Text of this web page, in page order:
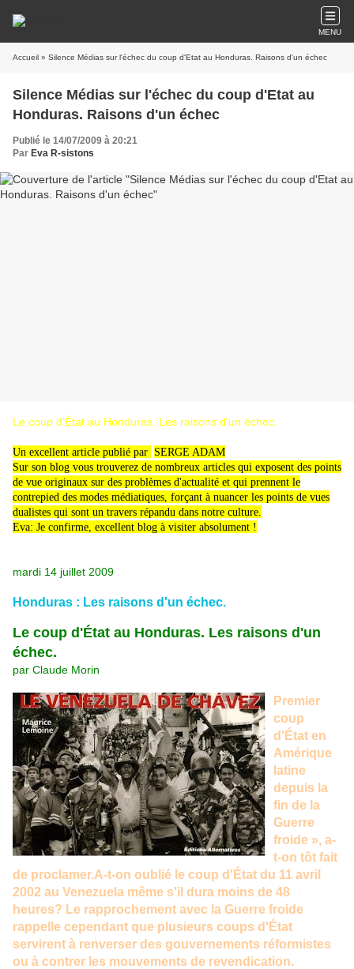
MENU
Accueil » Silence Médias sur l'échec du coup d'Etat au Honduras. Raisons d'un échec
Silence Médias sur l'échec du coup d'Etat au
Honduras. Raisons d'un échec
Publié le 14/07/2009 à 20:21
Par Eva R-sistons
Le coup d'État au Honduras. Les raisons d'un échec.
Un excellent article publié par SERGE ADAM
Sur son blog vous trouverez de nombreux articles qui exposent des points
de vue originaux sur des problèmes d'actualité et qui prennent le
contrepied des modes médiatiques, forçant à nuancer les points de vues
dualistes qui sont un travers répandu dans notre culture.
Eva: Je confirme, excellent blog à visiter absolument !
mardi 14 juillet 2009
Honduras : Les raisons d'un échec.
Le coup d'État au Honduras. Les raisons d'un
échec.
par Claude Morin
Premier
coup
d'État en
Amérique
latine
depuis la
fin de la
Guerre
froide », a-
t-on tôt fait
de proclamer.A-t-on oublié le coup d'État du 11 avril
2002 au Venezuela même s'il dura moins de 48
heures? Le rapprochement avec la Guerre froide
rappelle cependant que plusieurs coups d'État
servirent à renverser des gouvernements réformistes
ou à contrer les mouvements de revendication.